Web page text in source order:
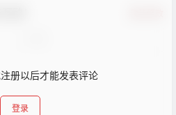
册以后才能发表评论
登录